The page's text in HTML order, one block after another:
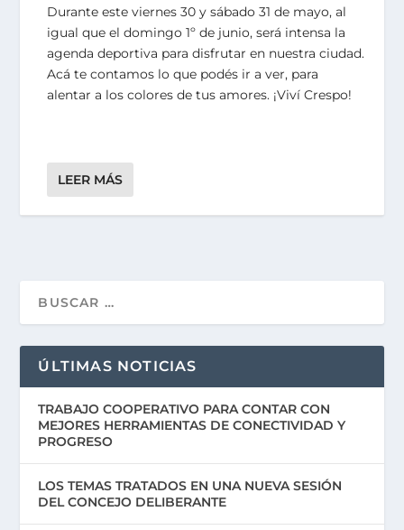
Durante este viernes 30 y sábado 31 de mayo, al
igual que el domingo 1º de junio, será intensa la
agenda deportiva para disfrutar en nuestra ciudad.
Acá te contamos lo que podés ir a ver, para
alentar a los colores de tus amores. ¡Viví Crespo!
LEER MÁS
ÚLTIMAS NOTICIAS
TRABAJO COOPERATIVO PARA CONTAR CON
MEJORES HERRAMIENTAS DE CONECTIVIDAD Y
PROGRESO
LOS TEMAS TRATADOS EN UNA NUEVA SESIÓN
DEL CONCEJO DELIBERANTE